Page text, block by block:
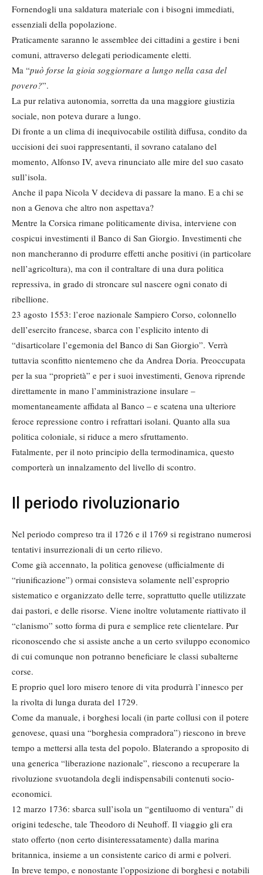
Fornendogli una saldatura materiale con i bisogni immediati,
essenziali della popolazione.
Praticamente saranno le assemblee dei cittadini a gestire i beni
comuni, attraverso delegati periodicamente eletti.
Ma “può forse la gioia soggiornare a lungo nella casa del
povero?”.
La pur relativa autonomia, sorretta da una maggiore giustizia
sociale, non poteva durare a lungo.
Di fronte a un clima di inequivocabile ostilità diffusa, condito da
uccisioni dei suoi rappresentanti, il sovrano catalano del
momento, Alfonso IV, aveva rinunciato alle mire del suo casato
sull’isola.
Anche il papa Nicola V decideva di passare la mano. E a chi se
non a Genova che altro non aspettava?
Mentre la Corsica rimane politicamente divisa, interviene con
cospicui investimenti il Banco di San Giorgio. Investimenti che
non mancheranno di produrre effetti anche positivi (in particolare
nell’agricoltura), ma con il contraltare di una dura politica
repressiva, in grado di stroncare sul nascere ogni conato di
ribellione.
23 agosto 1553: l’eroe nazionale Sampiero Corso, colonnello
dell’esercito francese, sbarca con l’esplicito intento di
“disarticolare l’egemonia del Banco di San Giorgio”. Verrà
tuttavia sconfitto nientemeno che da Andrea Doria. Preoccupata
per la sua “proprietà” e per i suoi investimenti, Genova riprende
direttamente in mano l’amministrazione insulare –
momentaneamente affidata al Banco – e scatena una ulteriore
feroce repressione contro i refrattari isolani. Quanto alla sua
politica coloniale, si riduce a mero sfruttamento.
Fatalmente, per il noto principio della termodinamica, questo
comporterà un innalzamento del livello di scontro.
Il periodo rivoluzionario
Nel periodo compreso tra il 1726 e il 1769 si registrano numerosi
tentativi insurrezionali di un certo rilievo.
Come già accennato, la politica genovese (ufficialmente di
“riunificazione”) ormai consisteva solamente nell’esproprio
sistematico e organizzato delle terre, soprattutto quelle utilizzate
dai pastori, e delle risorse. Viene inoltre volutamente riattivato il
“clanismo” sotto forma di pura e semplice rete clientelare. Pur
riconoscendo che si assiste anche a un certo sviluppo economico
di cui comunque non potranno beneficiare le classi subalterne
corse.
E proprio quel loro misero tenore di vita produrrà l’innesco per
la rivolta di lunga durata del 1729.
Come da manuale, i borghesi locali (in parte collusi con il potere
genovese, quasi una “borghesia compradora”) riescono in breve
tempo a mettersi alla testa del popolo. Blaterando a sproposito di
una generica “liberazione nazionale”, riescono a recuperare la
rivoluzione svuotandola degli indispensabili contenuti socio-
economici.
12 marzo 1736: sbarca sull’isola un “gentiluomo di ventura” di
origini tedesche, tale Theodoro di Neuhoff. Il viaggio gli era
stato offerto (non certo disinteressatamente) dalla marina
britannica, insieme a un consistente carico di armi e polveri.
In breve tempo, e nonostante l’opposizione di borghesi e notabili